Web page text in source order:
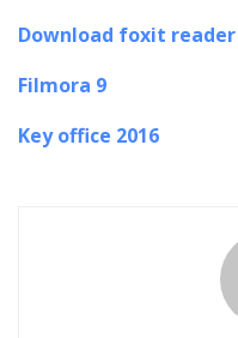
Download foxit reader
Filmora 9
Key office 2016